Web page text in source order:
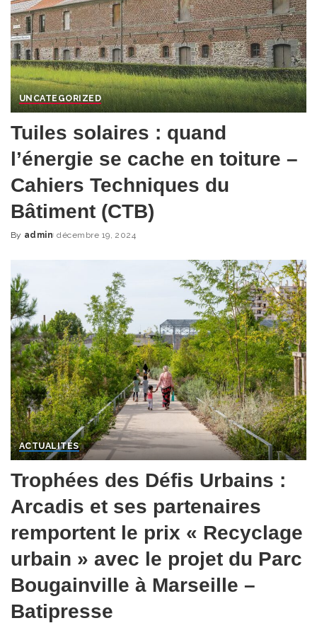
UNCATEGORIZED
Tuiles solaires : quand
l’énergie se cache en toiture –
Cahiers Techniques du
Bâtiment (CTB)
Posted
By admin décembre 19, 2024
ACTUALITÉS
Trophées des Défis Urbains :
Arcadis et ses partenaires
remportent le prix « Recyclage
urbain » avec le projet du Parc
Bougainville à Marseille –
Batipresse